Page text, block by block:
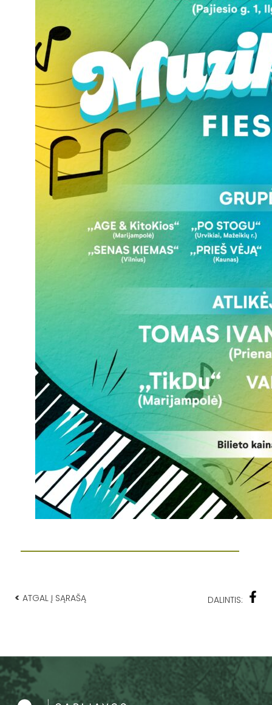
< ATGAL Į SĄRAŠĄ DALINTIS: